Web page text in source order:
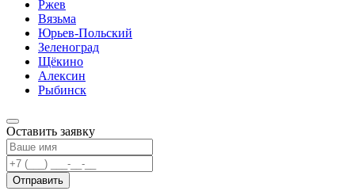
Ржев
Вязьма
Юрьев-Польский
Зеленоград
Щёкино
Алексин
Рыбинск
Оставить заявку
Отправить